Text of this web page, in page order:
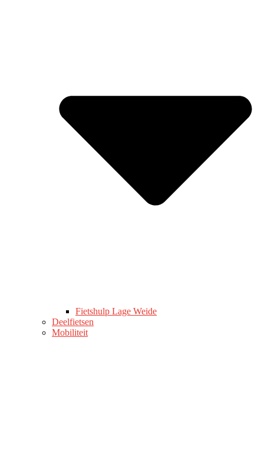
Fietshulp Lage Weide
Deelfietsen
Mobiliteit